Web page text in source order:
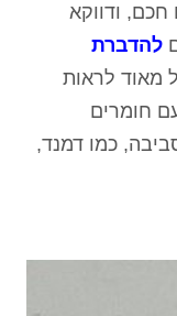
ודווקא
להדברת
מאוד לראות
חומרים
כמו דמנד,